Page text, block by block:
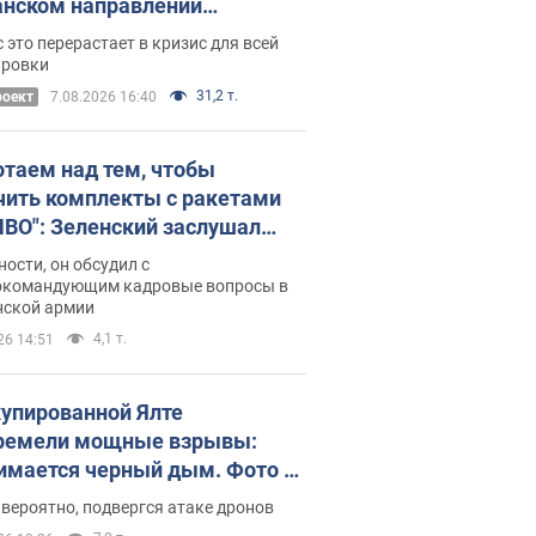
направлении
дискомфорт: как это
это перерастает в кризис для всей
7.08.2026 16:40 31,2 т.
над тем, чтобы
комплекты с ракетами
Зеленский заслушал
Драпатого и объявил о
мерах
он обсудил с
кадровые вопросы в
армии
14:51 4,1 т.
Ялте
мощные взрывы:
черный дым. Фото и
подвергся атаке дронов